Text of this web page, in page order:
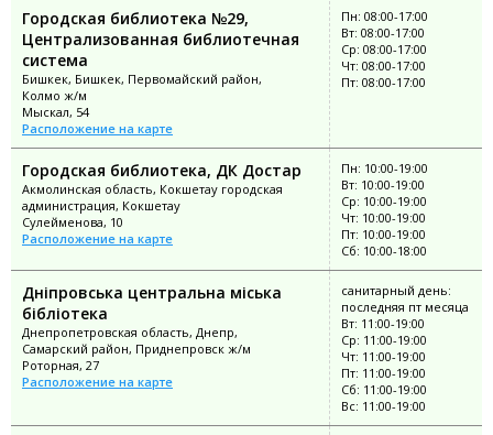
Городская библиотека №29,
Централизованная библиотечная
система
Бишкек, Бишкек, Первомайский район,
Колмо ж/м
Мыскал, 54
Расположение на карте
Пн: 08:00-17:00
Вт: 08:00-17:00
Ср: 08:00-17:00
Чт: 08:00-17:00
Пт: 08:00-17:00
Городская библиотека, ДК Достар
Акмолинская область, Кокшетау городская
администрация, Кокшетау
Сулейменова, 10
Расположение на карте
Пн: 10:00-19:00
Вт: 10:00-19:00
Ср: 10:00-19:00
Чт: 10:00-19:00
Пт: 10:00-19:00
Сб: 10:00-18:00
Дніпровська центральна міська
бібліотека
Днепропетровская область, Днепр,
Самарский район, Приднепровск ж/м
Роторная, 27
Расположение на карте
санитарный день:
последняя пт месяца
Вт: 11:00-19:00
Ср: 11:00-19:00
Чт: 11:00-19:00
Пт: 11:00-19:00
Сб: 11:00-19:00
Вс: 11:00-19:00